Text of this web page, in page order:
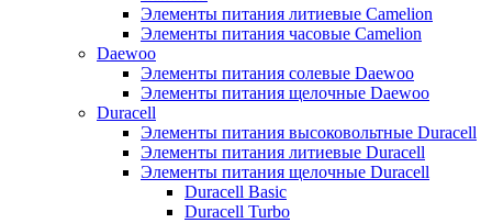
Элементы питания литиевые Camelion
Элементы питания часовые Camelion
Daewoo
Элементы питания солевые Daewoo
Элементы питания щелочные Daewoo
Duracell
Элементы питания высоковольтные Duracell
Элементы питания литиевые Duracell
Элементы питания щелочные Duracell
Duracell Basic
Duracell Turbo